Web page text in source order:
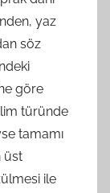
yaz
söz
göre
türünde
tamamı
üst
ile